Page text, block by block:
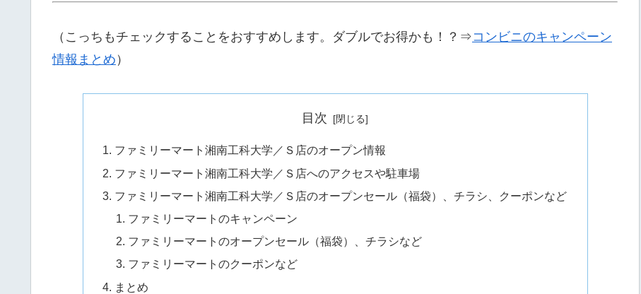
（こっちもチェックすることをおすすめします。ダブルでお得かも！？⇒コンビニのキャンペーン
情報まとめ ）
目次
ファミリーマート湘南工科大学／Ｓ店のオープン情報
ファミリーマート湘南工科大学／Ｓ店へのアクセスや駐車場
ファミリーマート湘南工科大学／Ｓ店のオープンセール（福袋）、チラシ、クーポンなど
ファミリーマートのキャンペーン
ファミリーマートのオープンセール（福袋）、チラシなど
ファミリーマートのクーポンなど
まとめ